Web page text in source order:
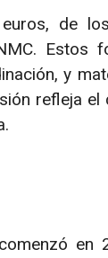
de
Estos
y
refleja
en